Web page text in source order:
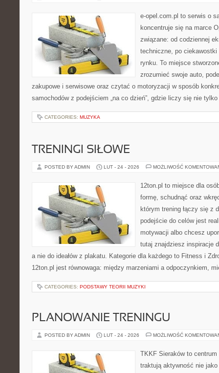
e-opel.com.pl to serwis o
koncentruje się na marce
związane: od codziennej
techniczne, po
rynku. To miejsce
zrozumieć swoje auto,
zakupowe i serwisowe oraz czytać o motoryzacji w sposób
samochodów z podejściem „na co dzień”, gdzie liczy się nie
CATEGORIES: MUZYKA
TRENINGI SIŁOWE
POSTED BY ADMIN LUT - 24 - 2026 MOŻLIWOŚĆ
12ton.pl to miejsce dla
formę, schudnąć oraz
którym trening łączy się z
podejście do celów jest
motywacji albo chcesz
tutaj znajdziesz inspiracje
a nie do ideałów z plakatu. Kategorie dla każdego to Fitness i
12ton.pl jest równowaga: między marzeniami a odpoczynkiem,
CATEGORIES: PODSTAWY TEORII MUZYKI
PLANOWANIE TRENINGU
POSTED BY ADMIN LUT - 24 - 2026 MOŻLIWOŚĆ
TKKF Sieraków to
traktują aktywność nie